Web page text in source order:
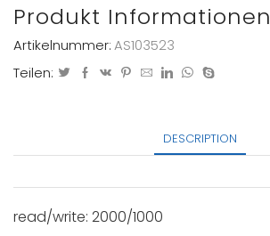
Produkt Informationen
Artikelnummer:AS103523
Teilen:
DESCRIPTION
read/write: 2000/1000